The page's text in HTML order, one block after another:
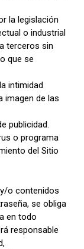
la legislación
o industrial
terceros sin
que se
intimidad
imagen de las
publicidad.
o programa
del Sitio
o contenidos
se obliga
en todo
responsable